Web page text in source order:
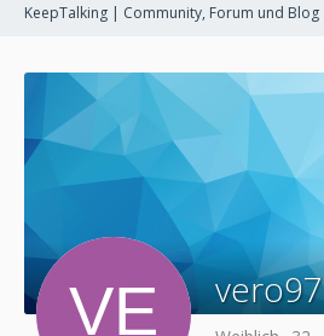
KeepTalking | Community, Forum und Blog
vero97